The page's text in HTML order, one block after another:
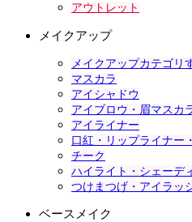
アウトレット
メイクアップ
メイクアップカテゴリ
マスカラ
アイシャドウ
アイブロウ・眉マスカ
アイライナー
口紅・リップライナー
チーク
ハイライト・シェーデ
つけまつげ・アイラッ
ベースメイク